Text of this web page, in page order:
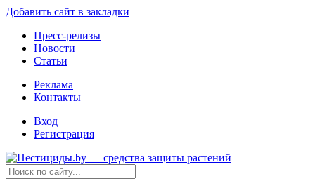
Добавить сайт в закладки
Пресс-релизы
Новости
Статьи
Реклама
Контакты
Вход
Регистрация